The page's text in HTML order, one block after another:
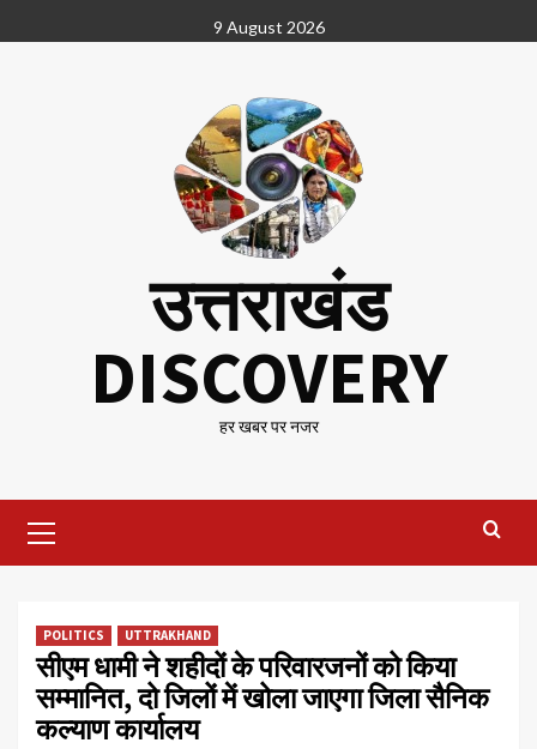
to
9 August 2026
उत्तराखंड
DISCOVERY
हर खबर पर नजर
Menu
POLITICS UTTRAKHAND
सीएम धामी ने शहीदों के परिवारजनों को किया
सम्मानित, दो जिलों में खोला जाएगा जिला सैनिक
कल्याण कार्यालय